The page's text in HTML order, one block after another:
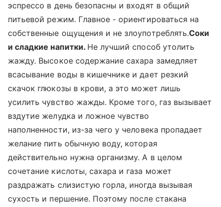
эспрессо в день безопасны и входят в общий
питьевой режим. Главное - ориентироваться на
собственные ощущения и не злоупотреблять.Соки
и сладкие напитки. Не лучший способ утолить
жажду. Высокое содержание сахара замедляет
всасывание воды в кишечнике и дает резкий
скачок глюкозы в крови, а это может лишь
усилить чувство жажды. Кроме того, газ вызывает
вздутие желудка и ложное чувство
наполненности, из-за чего у человека пропадает
желание пить обычную воду, которая
действительно нужна организму. А в целом
сочетание кислоты, сахара и газа может
раздражать слизистую горла, иногда вызывая
сухость и першение. Поэтому после стакана